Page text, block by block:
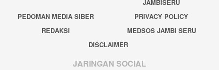
JAMBISERU
PEDOMAN MEDIA SIBER
PRIVACY POLICY
REDAKSI
MEDSOS JAMBI SERU
DISCLAIMER
JARINGAN SOCIAL